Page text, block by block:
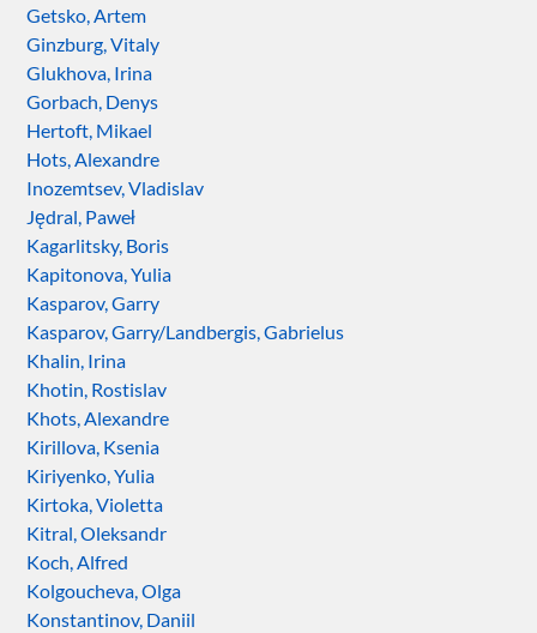
Getsko, Artem
Ginzburg, Vitaly
Glukhova, Irina
Gorbach, Denys
Hertoft, Mikael
Hots, Alexandre
Inozemtsev, Vladislav
Jędral, Paweł
Kagarlitsky, Boris
Kapitonova, Yulia
Kasparov, Garry
Kasparov, Garry/Landbergis, Gabrielus
Khalin, Irina
Khotin, Rostislav
Khots, Alexandre
Kirillova, Ksenia
Kiriyenko, Yulia
Kirtoka, Violetta
Kitral, Oleksandr
Koch, Alfred
Kolgoucheva, Olga
Konstantinov, Daniil